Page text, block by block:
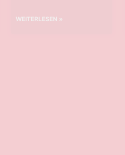
WEITERLESEN »